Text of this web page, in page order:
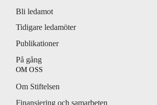
Bli ledamot
Tidigare ledamöter
Publikationer
På gång
OM OSS
Om Stiftelsen
Finansiering och samarbeten